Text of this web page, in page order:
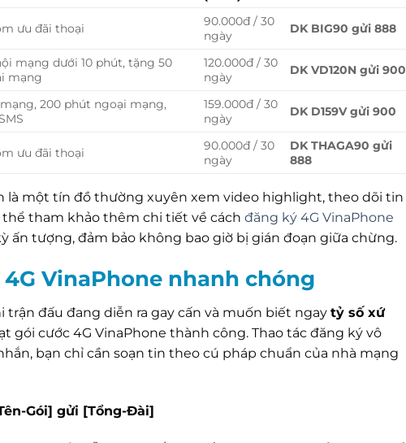
ưu đãi thoại
90.000đ / 30
ngày
DK BIG90 gửi 888
mạng dưới 10 phút, tặng 50
mạng
120.000đ / 30
ngày
DK VD120N gửi 900
200 phút ngoại mạng,
159.000đ / 30
ngày
DK D159V gửi 900
ưu đãi thoại
90.000đ / 30
ngày
DK THAGA90 gửi
888
là một tín đồ thường xuyên xem video highlight, theo dõi tin
tham khảo thêm chi tiết về cách đăng ký 4G VinaPhone
ấn tượng, đảm bảo không bao giờ bị gián đoạn giữa chừng.
VinaPhone nhanh chóng
đấu đang diễn ra gay cấn và muốn biết ngay tỷ số xứ
gói cước 4G VinaPhone thành công. Thao tác đăng ký vô
bạn chỉ cần soạn tin theo cú pháp chuẩn của nhà mạng
Gói] gửi [Tổng-Đài]